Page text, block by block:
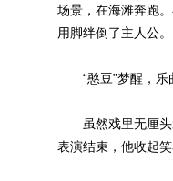
场景，在海滩奔跑
用脚绊倒了主人公。
“憨豆”梦醒，乐曲
虽然戏里无厘头爱
表演结束，他收起